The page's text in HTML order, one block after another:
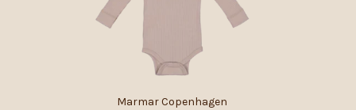
Marmar Copenhagen